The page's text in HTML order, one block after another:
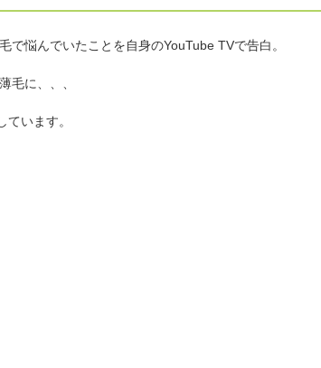
で悩んでいたことを自身のYouTube TVで告白。
毛に、、、
います。